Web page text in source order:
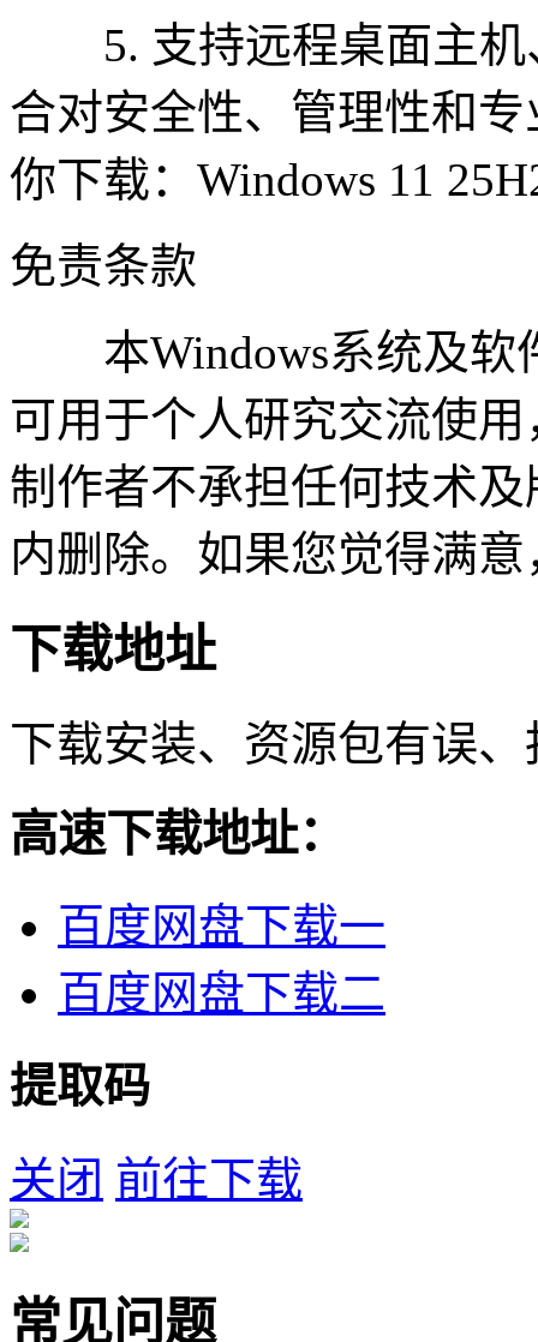
5. 支持远程桌面主机
合对安全性、管理性和
你下载：Windows 11
免责条款
本Windows系统及软
可用于个人研究交流使
制作者不承担任何技术
内删除。如果您觉得满
下载地址
下载安装、资源包有误
高速下载地址：
百度网盘下载一
百度网盘下载二
提取码
关闭 前往下载
常见问题